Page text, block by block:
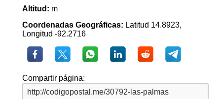
Altitud: m
Coordenadas Geográficas: Latitud 14.8923,
Longitud -92.2716
Compartir página: